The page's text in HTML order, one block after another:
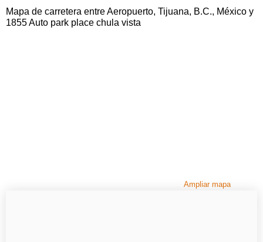
Mapa de carretera entre Aeropuerto, Tijuana, B.C., México y
1855 Auto park place chula vista
Ampliar mapa